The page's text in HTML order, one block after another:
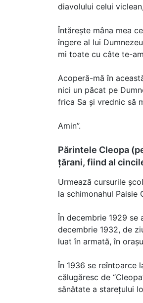
diavolului celui
Întărește mâna mea
îngere al lui
mi toate cu câte te-
Acoperă-mă în
nici un păcat pe
frica Sa și vrednic să
Amin”.
Părintele Cleopa
țărani, fiind al
Urmează cursurile
la schimonahul Paisie
În decembrie 1929 se
decembrie 1932, de
luat în armată, în
În 1936 se reîntoarce
călugăresc de
sănătate a starețului